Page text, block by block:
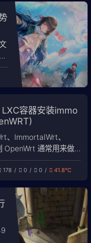
容器安装immo
、ImmortalWrt、
OpenWrt 通常用来做
学上网，国内常用的两
： OpenWrt（官方原
（国内易用版）
对比如下： 对比项
178 0 0 41.8℃